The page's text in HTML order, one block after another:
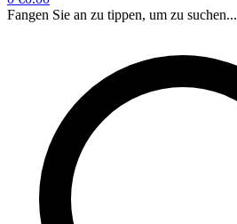
Fangen Sie an zu tippen, um zu suchen...